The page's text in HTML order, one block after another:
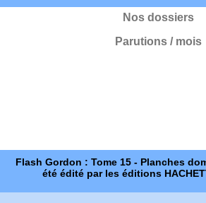
Nos dossiers
Parutions / mois
Flash Gordon : Tome 15 - Planches
été édité par les éditions